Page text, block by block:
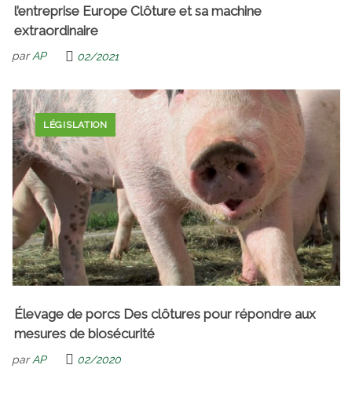
l’entreprise Europe Clôture et sa machine
extraordinaire
parAP 02/2021
LÉGISLATION
Élevage de porcs Des clôtures pour répondre aux
mesures de biosécurité
parAP 02/2020